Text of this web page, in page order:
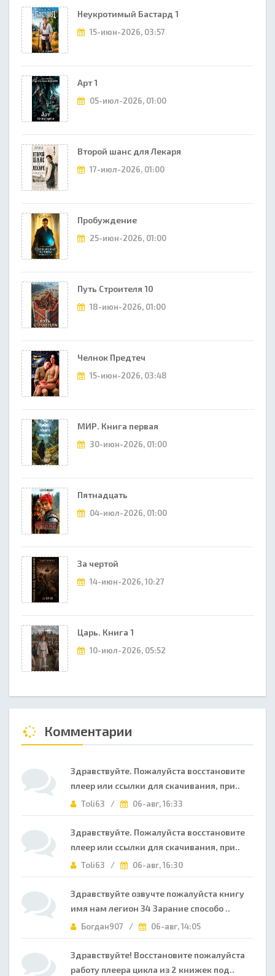
Неукротимый Бастард 1
15-июн-2026, 03:57
Арт 1
05-июл-2026, 01:00
Второй шанс для Лекаря
17-июл-2026, 01:00
Пробуждение
25-июн-2026, 01:00
Путь Строителя 10
18-июн-2026, 01:00
Челнок Предтеч
15-июн-2026, 03:48
МИР. Книга первая
30-июн-2026, 01:00
Пятнадцать
04-июл-2026, 01:00
За чертой
14-июн-2026, 10:27
Царь. Книга 1
10-июл-2026, 05:52
Комментарии
Здравствуйте. Пожалуйста восстановите
плеер или ссылки для скачивания, при..
Toli63 / 06-авг, 16:33
Здравствуйте. Пожалуйста восстановите
плеер или ссылки для скачивания, при..
Toli63 / 06-авг, 16:30
Здравствуйте озвучте пожалуйста книгу
имя нам легион 34 Зарание способо ..
Богдан907 / 06-авг, 14:05
Здравствуйте! Восстановите пожалуйста
работу плеера цикла из 2 книжек под..